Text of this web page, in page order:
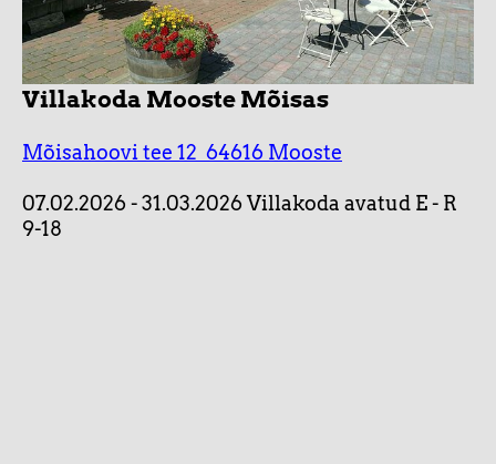
Villakoda Mooste Mõisas
Mõisahoovi tee 12 64616 Mooste
07.02.2026 - 31.03.2026 Villakoda avatud E- R
9-18